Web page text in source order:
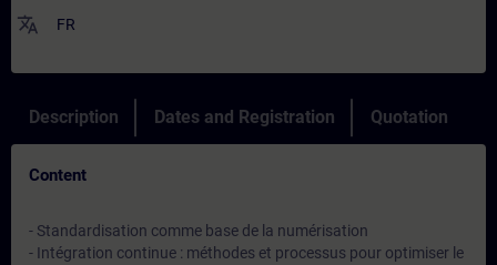
translate FR
Description Dates and Registration Quotation
Content
- Standardisation comme base de la numérisation
- Intégration continue : méthodes et processus pour optimiser le